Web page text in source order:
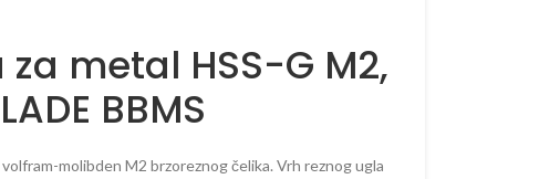
metal HSS-G M2,
BBMS
molibden M2 brzoreznog čelika. Vrh reznog ugla